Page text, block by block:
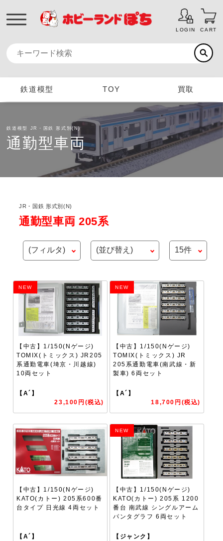
LOGIN CART
鉄道模型 TOY 買取
鉄道模型 JR・国鉄 形式別(N)
通勤型車両
JR・国鉄 形式別(N)
通勤型車両 205系
NEW
【中古】1/150(Nゲージ)
TOMIX(トミックス) JR205
系通勤電車(埼京・川越線)
10両セット
【A´】
23,100円(税込)
NEW
【中古】1/150(Nゲージ)
TOMIX(トミックス) JR
205系通勤電車(南武線・新
製車) 6両セット
【A´】
18,700円(税込)
【中古】1/150(Nゲージ)
KATO(カトー) 205系600番
台タイプ 日光線 4両セット
【A´】
NEW
【中古】1/150(Nゲージ)
KATO(カトー) 205系 1200
番台 南武線 シングルアーム
パンタグラフ 6両セット
【ジャンク】